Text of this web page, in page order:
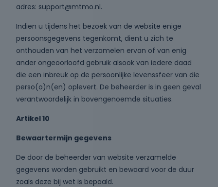
adres: support@mtmo.nl.
Indien u tijdens het bezoek van de website enige
persoonsgegevens tegenkomt, dient u zich te
onthouden van het verzamelen ervan of van enig
ander ongeoorloofd gebruik alsook van iedere daad
die een inbreuk op de persoonlijke levenssfeer van die
perso(o)n(en) oplevert. De beheerder is in geen geval
verantwoordelijk in bovengenoemde situaties.
Artikel 10
Bewaartermijn gegevens
De door de beheerder van website verzamelde
gegevens worden gebruikt en bewaard voor de duur
zoals deze bij wet is bepaald.